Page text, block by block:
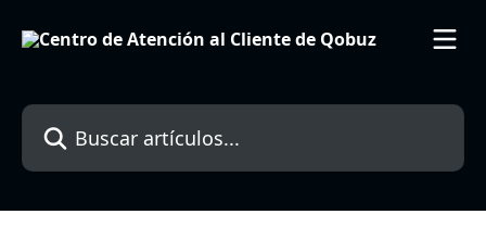
Buscar artículos...